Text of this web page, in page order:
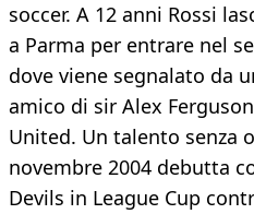
soccer. A 12 anni Rossi
a Parma per entrare nel
dove viene segnalato da
amico di sir Alex
United. Un talento senza
novembre 2004 debutta
Devils in League Cup